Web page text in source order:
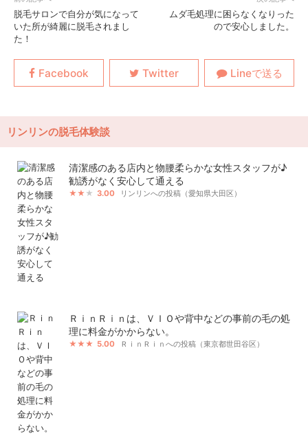
脱毛サロンで自分が気になって
いた所が綺麗に脱毛されまし
た！
ムダ毛処理に困らなくなりった
ので安心しました。
リンリンの脱毛体験談
清潔感のある店内と物腰柔らかな女性スタッフが♪
勧誘がなく安心して通える
3.00 リンリンへの投稿（愛知県大田区）
ＲｉｎＲｉｎは、ＶＩＯや背中などの事前の毛の処
理に料金がかからない。
5.00 ＲｉｎＲｉｎへの投稿（東京都世田谷区）